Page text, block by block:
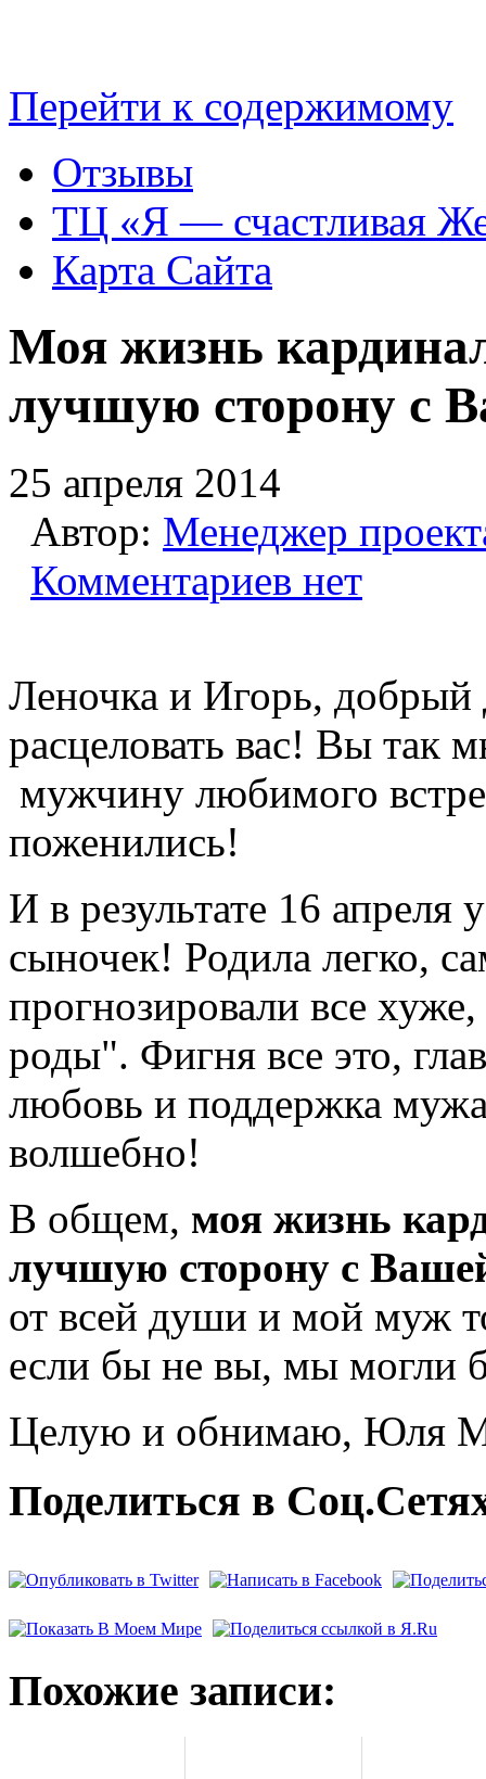
Перейти к содержимому
Отзывы
TЦ «Я — счастливая
Карта Сайта
Моя жизнь
лучшую сторону с
25 апреля 2014
Автор: Менеджер
Комментариев нет
Леночка и Игорь, добрый
расцеловать вас! Вы так
мужчину любимого
поженились!
И в результате 16 апреля
сыночек! Родила легко,
прогнозировали все
роды". Фигня все это,
любовь и поддержка
волшебно!
В общем, моя жизнь
лучшую сторону с
от всей души и мой муж
если бы не вы, мы могли
Целую и обнимаю, Юля
Поделиться в
Похожие записи: